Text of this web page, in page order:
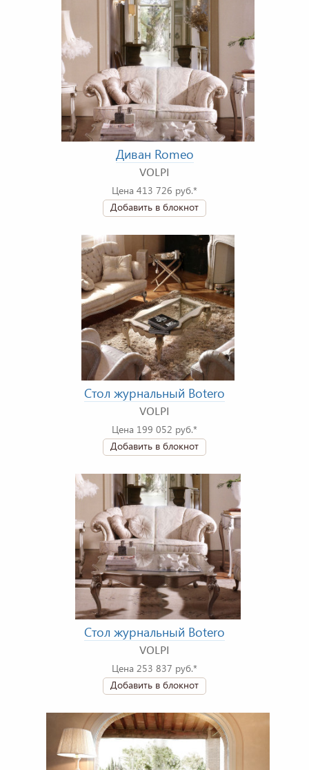
Диван Romeo
VOLPI
Цена 413 726 руб.*
Добавить в блокнот
Стол журнальный Botero
VOLPI
Цена 199 052 руб.*
Добавить в блокнот
Стол журнальный Botero
VOLPI
Цена 253 837 руб.*
Добавить в блокнот